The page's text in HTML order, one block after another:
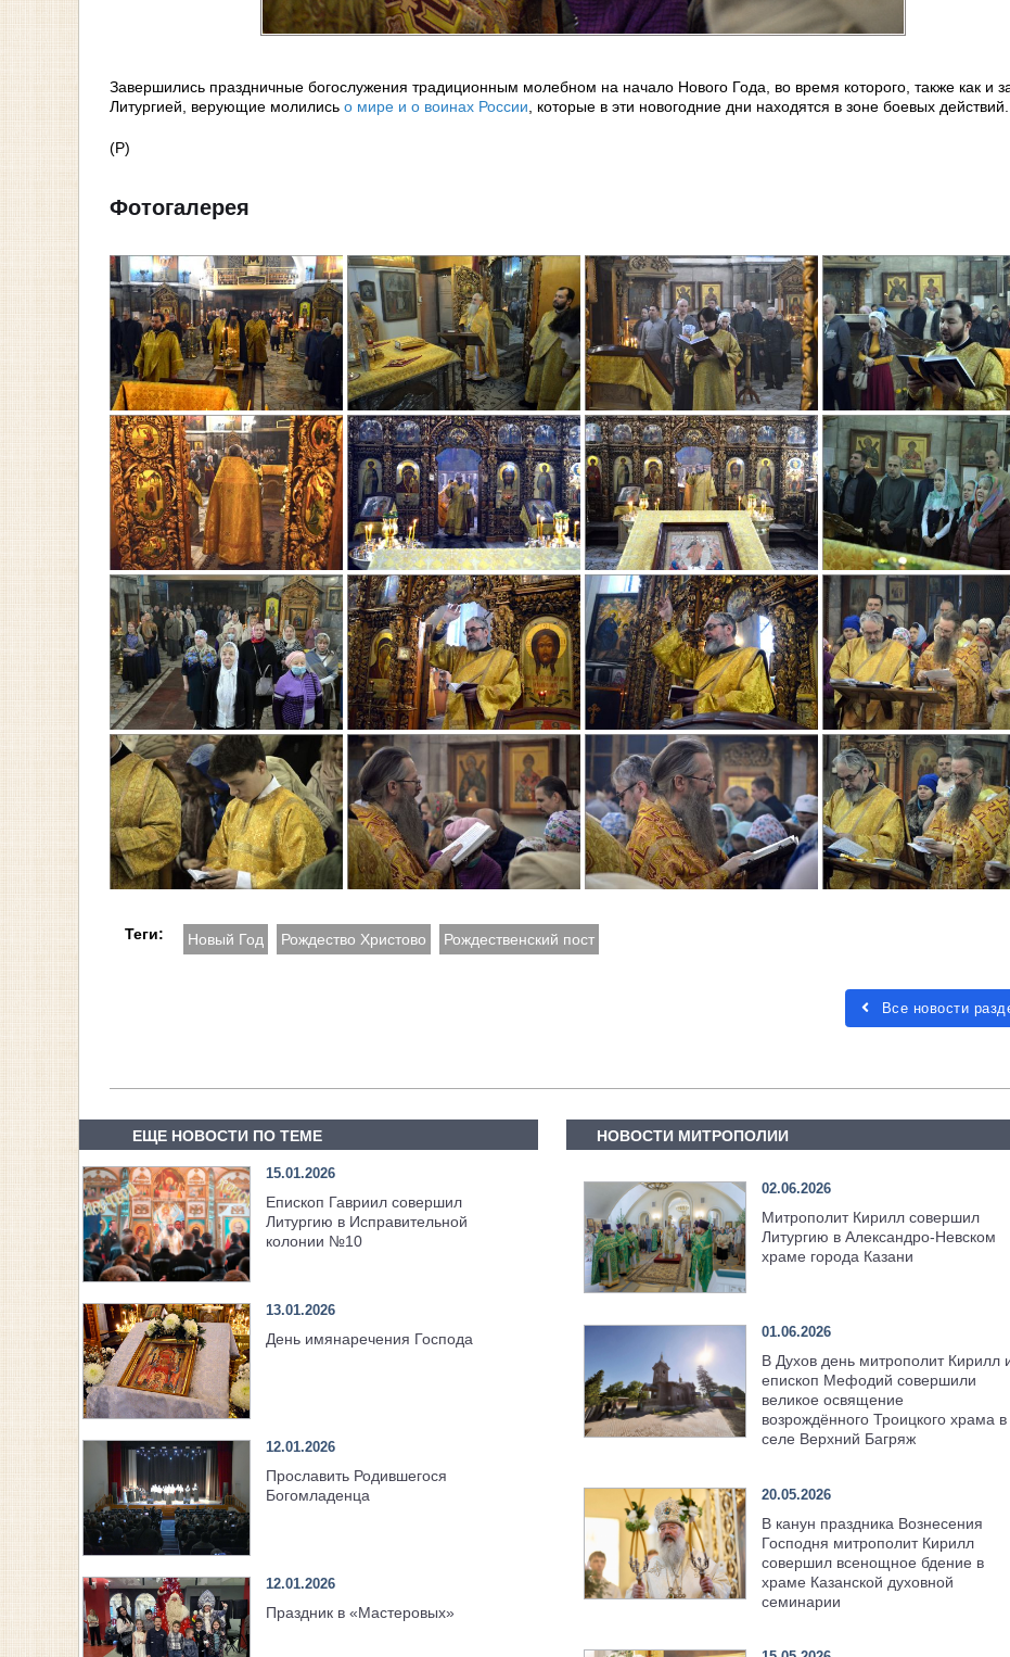
Завершились праздничные богослужения традиционным молебном на начало Нового Года, во время которого, также как и
Литургией, верующие молились о мире и о воинах России, которые в эти новогодние дни находятся в зоне боевых действий.
(Р)
Фотогалерея
Теги: Новый Год Рождество Христово Рождественский пост
Все новости
ЕЩЕ НОВОСТИ ПО ТЕМЕ
15.01.2026
Епископ Гавриил совершил
Литургию в Исправительной
колонии №10
13.01.2026
День имянаречения Господа
12.01.2026
Прославить Родившегося
Богомладенца
12.01.2026
Праздник в «Мастеровых»
НОВОСТИ МИТРОПОЛИИ
02.06.2026
Митрополит Кирилл совершил
Литургию в Александро-Невском
храме города Казани
01.06.2026
В Духов день митрополит Кирилл
епископ Мефодий совершили
великое освящение
возрождённого Троицкого храма в
селе Верхний Багряж
20.05.2026
В канун праздника Вознесения
Господня митрополит Кирилл
совершил всенощное бдение в
храме Казанской духовной
семинарии